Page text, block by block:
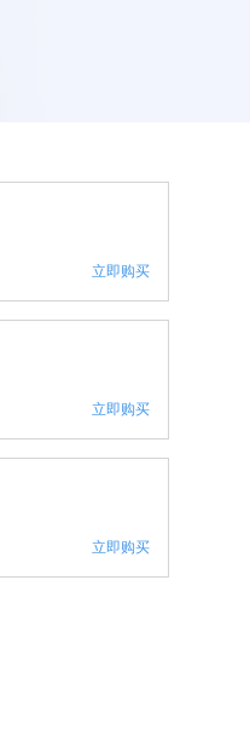
立即购买
立即购买
立即购买